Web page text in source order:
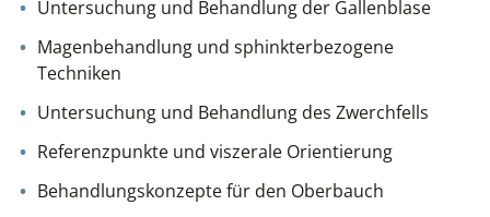
Untersuchung und Behandlung der Gallenblase
Magenbehandlung und sphinkterbezogene
Techniken
Untersuchung und Behandlung des Zwerchfells
Referenzpunkte und viszerale Orientierung
Behandlungskonzepte für den Oberbauch